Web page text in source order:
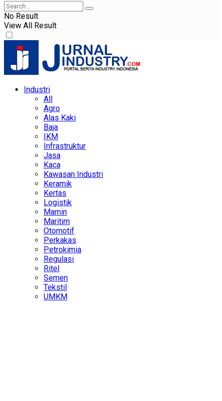
No Result
View All Result
Industri
All
Agro
Alas Kaki
Baja
IKM
Infrastruktur
Jasa
Kaca
Kawasan Industri
Keramik
Kertas
Logistik
Mamin
Maritim
Otomotif
Perkakas
Petrokimia
Regulasi
Ritel
Semen
Tekstil
UMKM